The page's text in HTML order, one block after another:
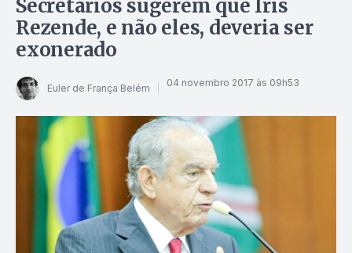
Secretários sugerem que Iris
Rezende, e não eles, deveria ser
exonerado
Euler de França Belém 04 novembro 2017 às 09h53